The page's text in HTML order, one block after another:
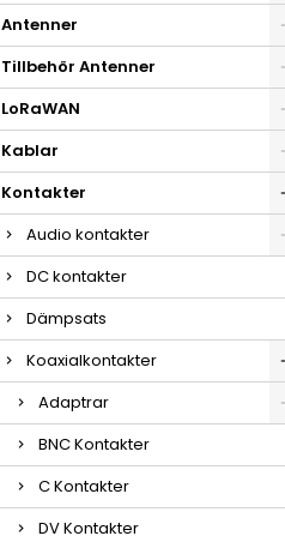
Antenner
Tillbehör Antenner
LoRaWAN
Kablar
Kontakter
Audio kontakter
DC kontakter
Dämpsats
Koaxialkontakter
Adaptrar
BNC Kontakter
C Kontakter
DV Kontakter